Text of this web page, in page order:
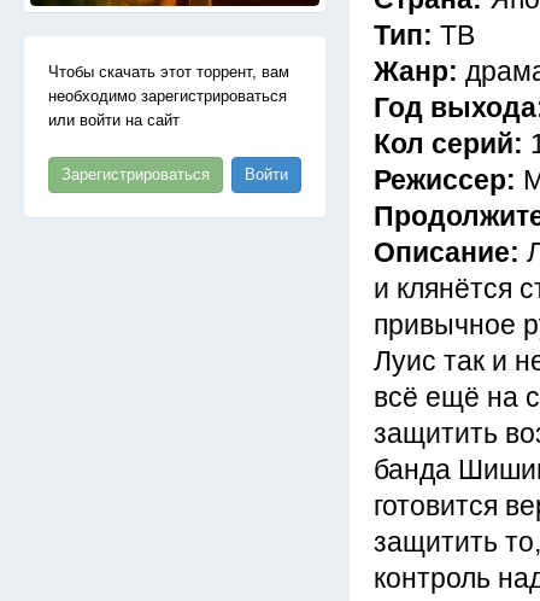
Чтобы скачать этот торрент, вам
необходимо зарегистрироваться
или войти на сайт
Зарегистрироваться Войти
Тип: ТВ
Жанр:
Год
Кол серий:
Режиссер:
Описание:
и клянётся
привычное
Луис так и
всё ещё на
защитить
банда
готовится
защитить
контроль